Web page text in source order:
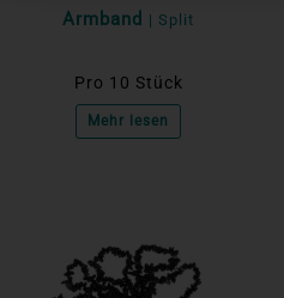
Armband | Split
Pro 10 Stück
Mehr lesen